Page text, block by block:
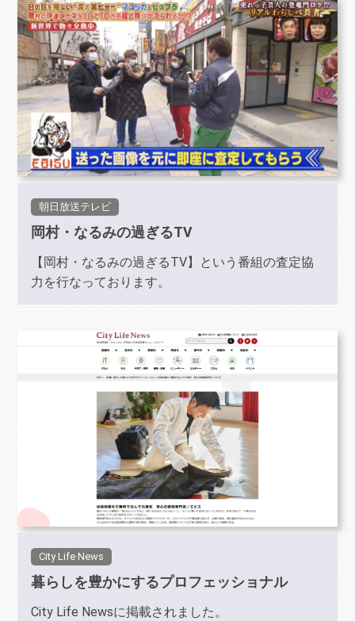
朝日放送テレビ
岡村・なるみの過ぎるTV
【岡村・なるみの過ぎるTV】という番組の査定協
力を行なっております。
City Life News
暮らしを豊かにするプロフェッショナル
City Life Newsに掲載されました。